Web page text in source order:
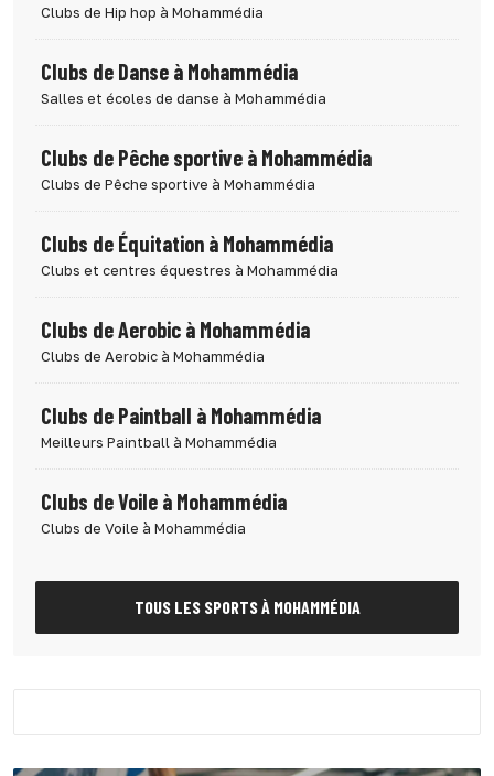
Clubs de Hip hop à Mohammédia
Clubs de Danse à Mohammédia
Salles et écoles de danse à Mohammédia
Clubs de Pêche sportive à Mohammédia
Clubs de Pêche sportive à Mohammédia
Clubs de Équitation à Mohammédia
Clubs et centres équestres à Mohammédia
Clubs de Aerobic à Mohammédia
Clubs de Aerobic à Mohammédia
Clubs de Paintball à Mohammédia
Meilleurs Paintball à Mohammédia
Clubs de Voile à Mohammédia
Clubs de Voile à Mohammédia
TOUS LES SPORTS À MOHAMMÉDIA